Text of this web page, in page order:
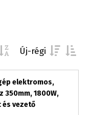
Új-régi
elektromos,
350mm, 1800W,
és vezető